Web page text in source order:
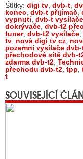
Štítky: digi tv dvb-t
konec dvb-t přijímač
vypnutí, dvb-t vysílače
dokrývače dvb-t2
tuner, dvb-t2 vysílače
tv nová digi tv cz
pozemní vysílače
přechodové sítě dvb-
zdarma dvb-t2
přechodu dvb-t2 tpp
t
SOUVISEJÍCÍ